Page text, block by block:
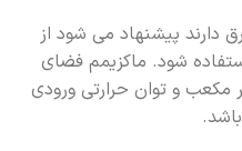
پیشنهاد می شود از
شود. ماکزیمم فضای
این دستگاه 550 متر مکعب و توان حرارتی ورودی